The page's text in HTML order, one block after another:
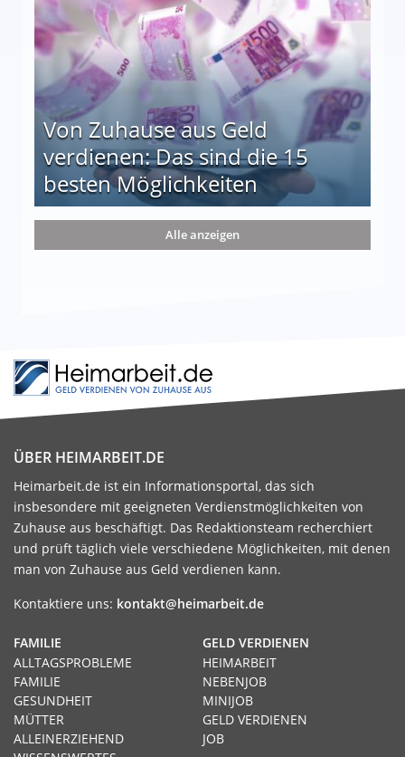
Von Zuhause aus Geld
verdienen: Das sind die 15
besten Möglichkeiten
die 15 besten Möglichkeiten
Alle anzeigen
ÜBER HEIMARBEIT.DE
Heimarbeit.de ist ein Informationsportal, das sich
insbesondere mit geeigneten Verdienstmöglichkeiten von
Zuhause aus beschäftigt. Das Redaktionsteam recherchiert
und prüft täglich viele verschiedene Möglichkeiten, mit denen
man von Zuhause aus Geld verdienen kann.
Kontaktiere uns: kontakt@heimarbeit.de
GELD VERDIENEN
HEIMARBEIT
NEBENJOB
MINIJOB
GELD VERDIENEN
JOB
FAMILIE
ALLTAGSPROBLEME
FAMILIE
GESUNDHEIT
MÜTTER
ALLEINERZIEHEND